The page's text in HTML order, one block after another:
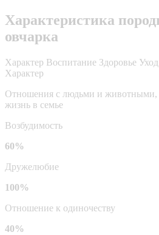
Характеристика
овчарка
Характер Воспитание Здоровье
Характер
Отношения с людьми и животными,
жизнь в семье
Возбудимость
60%
Дружелюбие
100%
Отношение к одиночеству
40%